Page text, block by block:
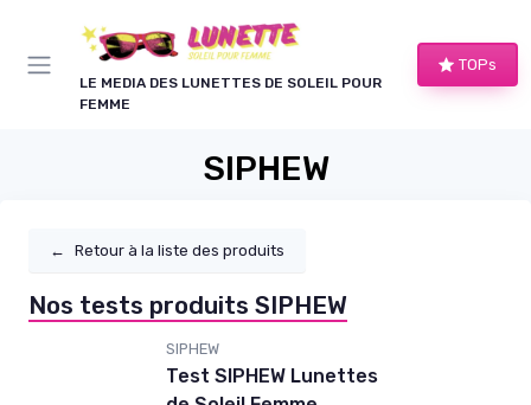
LE MEDIA DES LUNETTES DE SOLEIL POUR
FEMME
TOPs
SIPHEW
← Retour à la liste des produits
Nos tests produits SIPHEW
SIPHEW
Test SIPHEW Lunettes